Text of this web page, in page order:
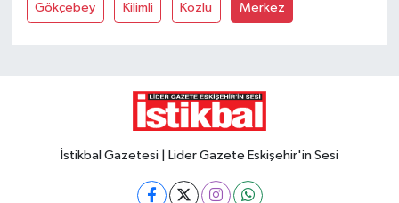
Gökçebey Kilimli Kozlu Merkez
İstikbal Gazetesi | Lider Gazete Eskişehir'in Sesi